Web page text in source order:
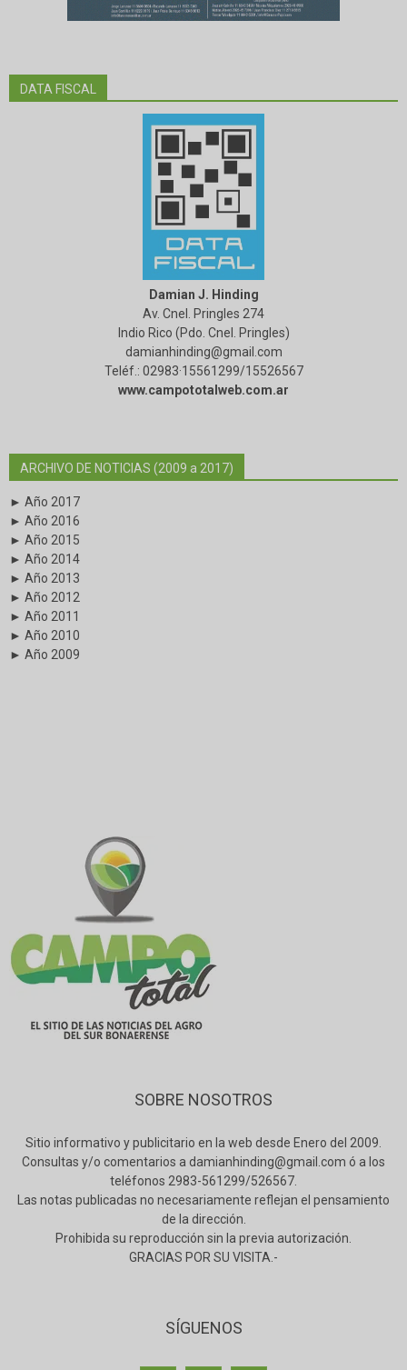
DATA FISCAL
Damian J. Hinding
Av. Cnel. Pringles 274
Indio Rico (Pdo. Cnel. Pringles)
damianhinding@gmail.com
Teléf.: 02983·15561299/15526567
www.campototalweb.com.ar
ARCHIVO DE NOTICIAS (2009 a 2017)
► Año 2017
► Año 2016
► Año 2015
► Año 2014
► Año 2013
► Año 2012
► Año 2011
► Año 2010
► Año 2009
SOBRE NOSOTROS
Sitio informativo y publicitario en la web desde Enero del 2009.
Consultas y/o comentarios a damianhinding@gmail.com ó a los
teléfonos 2983-561299/526567.
Las notas publicadas no necesariamente reflejan el pensamiento
de la dirección.
Prohibida su reproducción sin la previa autorización.
GRACIAS POR SU VISITA.-
SÍGUENOS